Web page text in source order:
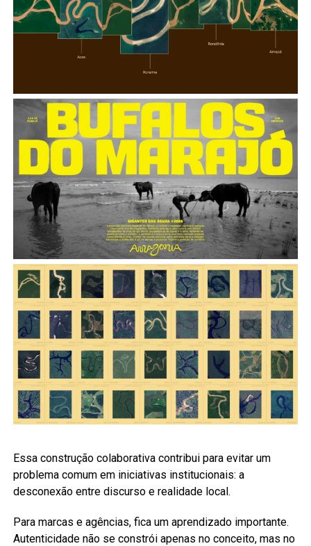
Essa construção colaborativa contribui para evitar um
problema comum em iniciativas institucionais: a
desconexão entre discurso e realidade local.
Para marcas e agências, fica um aprendizado importante.
Autenticidade não se constrói apenas no conceito, mas no